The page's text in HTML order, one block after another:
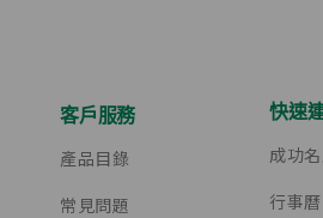
客戶服務
產品目錄
常見問題
快速
成功
行事曆